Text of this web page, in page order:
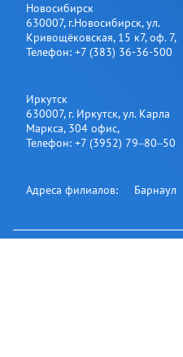
Новосибирск
630007, г.Новосибирск,ул.
Кривощёковская, 15 к7, оф. 7,
Телефон: +7 (383) 36-36-500
Иркутск
630007, г. Иркутск,ул. Карла
Маркса, 304 офис,
Телефон: +7 (3952) 79‒80‒50
Адреса филиалов: Барнаул